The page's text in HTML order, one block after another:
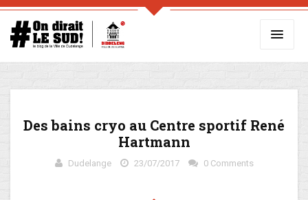
Des bains cryo au Centre sportif René
Hartmann
Dudelange 23/07/2017 0 Comments